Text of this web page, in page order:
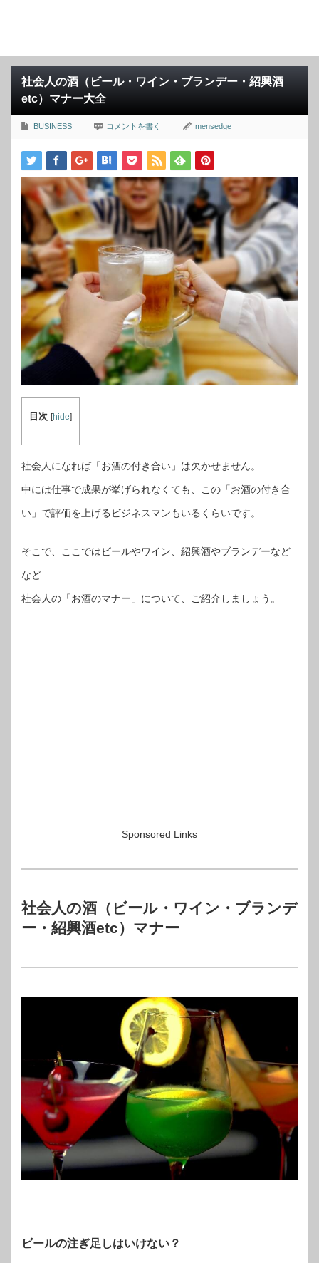
社会人の酒（ビール・ワイン・ブランデー・紹興酒
etc）マナー大全
BUSINESS コメントを書く mensedge
目次 [hide]
社会人になれば「お酒の付き合い」は欠かせません。
中には仕事で成果が挙げられなくても、この「お酒の付き合
い」で評価を上げるビジネスマンもいるくらいです。
そこで、ここではビールやワイン、紹興酒やブランデーなど
など…
社会人の「お酒のマナー」について、ご紹介しましょう。
Sponsored Links
社会人の酒（ビール・ワイン・ブランデ
ー・紹興酒etc）マナー
ビールの注ぎ足しはいけない？